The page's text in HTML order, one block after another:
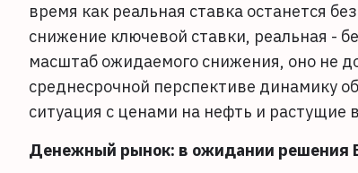
время как реальная ставка останется
снижение ключевой ставки, реальная -
масштаб ожидаемого снижения, оно не
среднесрочной перспективе динамику
ситуация с ценами на нефть и
Денежный рынок: в ожидании решения